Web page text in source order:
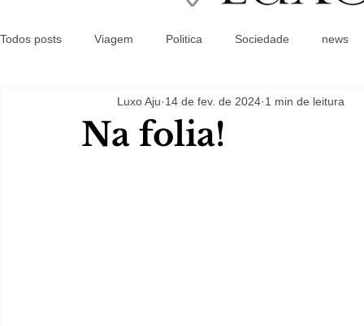
Todos posts Viagem Politica Sociedade news
Na folia!
Luxo Aju 14 de fev. de 2024 1 min de leitura